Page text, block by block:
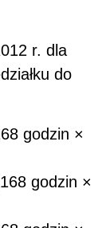
r. dla
do
godzin ×
godzin ×